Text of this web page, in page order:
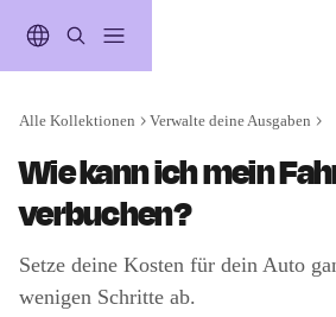
Alle Kollektionen Verwalte deine Ausgaben
Wie kann ich mein
verbuchen?
Setze deine Kosten für dein Auto
wenigen Schritte ab.